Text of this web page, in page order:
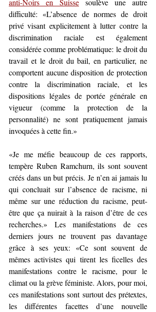
anti-Noirs en Suisse soulève une autre
difficulté: «L’absence de normes de droit
privé visant explicitement à lutter contre la
discrimination raciale est également
considérée comme problématique: le droit du
travail et le droit du bail, en particulier, ne
comportent aucune disposition de protection
contre la discrimination raciale, et les
dispositions légales de portée générale en
vigueur (comme la protection de la
personnalité) ne sont pratiquement jamais
invoquées à cette fin.»
«Je me méfie beaucoup de ces rapports,
tempère Ruben Ramchurn, ils sont souvent
créés dans un but précis. Je n’en ai jamais lu
qui concluait sur l’absence de racisme, ni
même sur une réduction du racisme, peut-
être que ça nuirait à la raison d’être de ces
recherches.» Les manifestations de ces
derniers jours ne trouvent pas davantage
grâce à ses yeux: «Ce sont souvent de
mêmes activistes qui tirent les ficelles des
manifestations contre le racisme, pour le
climat ou la grève féministe. Alors, pour moi,
ces manifestations sont surtout des prétextes,
les différentes facettes d’une nouvelle